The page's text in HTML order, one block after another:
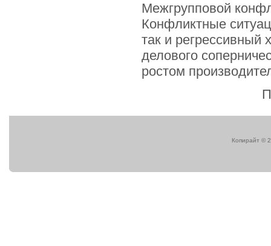
Межгрупповой
Конфликтные
так и регрессивный
делового
ростом
Копирайт ©